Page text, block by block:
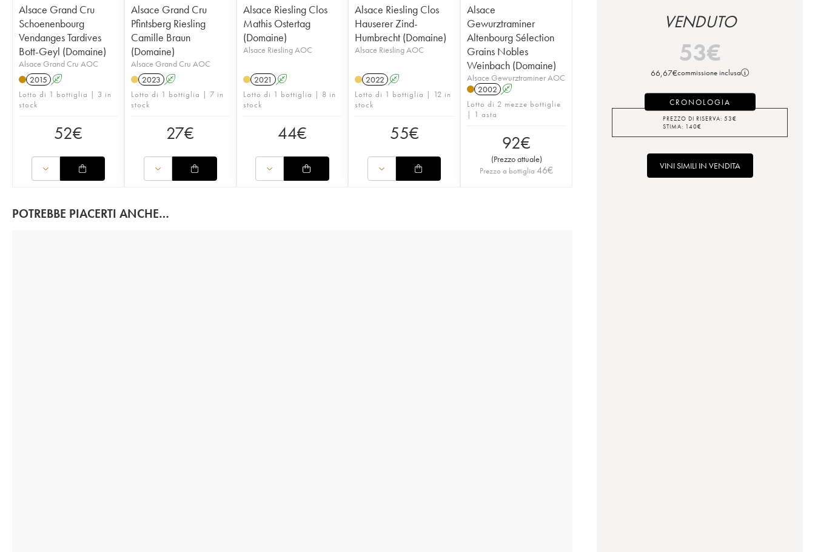
Alsace Grand Cru
Schoenenbourg
Vendanges Tardives
Bott-Geyl (Domaine)
Alsace Grand Cru AOC
2015 A
Lotto di 1 bottiglia | 3 in
stock
52€
Alsace Grand Cru
Pfintsberg Riesling
Camille Braun
(Domaine)
Alsace Grand Cru AOC
2023 A
Lotto di 1 bottiglia | 7 in
stock
27€
Alsace Riesling Clos
Mathis Ostertag
(Domaine)
Alsace Riesling AOC
2021 A
Lotto di 1 bottiglia | 8 in
stock
44€
Alsace Riesling Clos
Hauserer Zind-
Humbrecht (Domaine)
Alsace Riesling AOC
2022 A
Lotto di 1 bottiglia | 12 in
stock
55€
Alsace
Gewurztraminer
Altenbourg Sélection
Grains Nobles
Weinbach (Domaine)
Alsace Gewurztraminer AOC
2002 A
Lotto di 2 mezze bottiglie
| 1 asta
92€
(Prezzo attuale)
Prezzo a bottiglia 46€
POTREBBE PIACERTI ANCHE…
VENDUTO
53€
66,67€commissione inclusa
CRONOLOGIA
PREZZO DI RISERVA: 53€
STIMA: 140€
VINI SIMILI IN VENDITA